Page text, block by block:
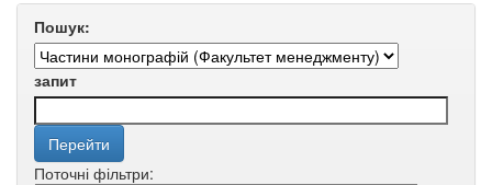
Пошук:
запит
Поточні фільтри: